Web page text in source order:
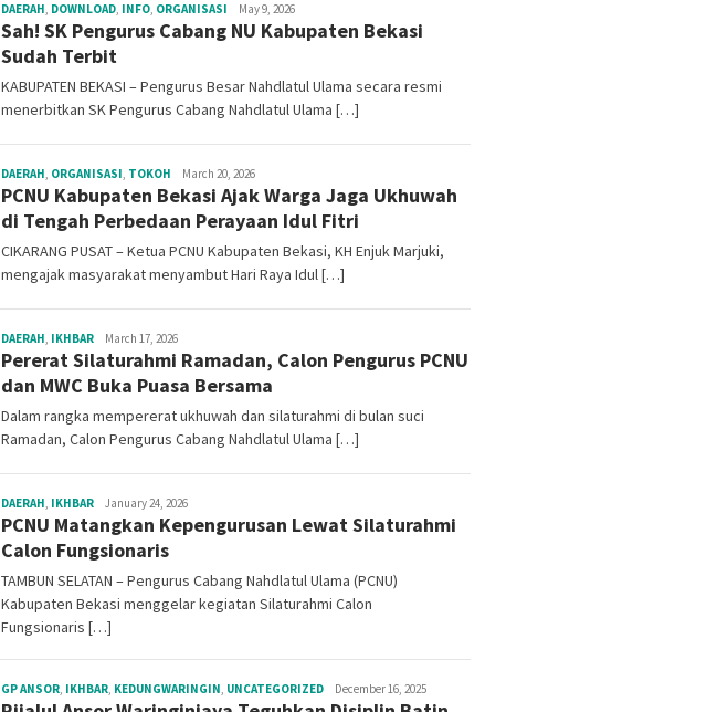
DAERAH, DOWNLOAD, INFO, ORGANISASI Penulis
May 9, 2026
Sah! SK Pengurus Cabang NU Kabupaten Bekasi
Sudah Terbit
KABUPATEN BEKASI – Pengurus Besar Nahdlatul Ulama secara resmi
menerbitkan SK Pengurus Cabang Nahdlatul Ulama […]
DAERAH, ORGANISASI, TOKOH Gus
Faiz
March 20, 2026
PCNU Kabupaten Bekasi Ajak Warga Jaga Ukhuwah
di Tengah Perbedaan Perayaan Idul Fitri
CIKARANG PUSAT – Ketua PCNU Kabupaten Bekasi, KH Enjuk Marjuki,
mengajak masyarakat menyambut Hari Raya Idul […]
DAERAH, IKHBAR Penulis
March 17, 2026
Pererat Silaturahmi Ramadan, Calon Pengurus PCNU
dan MWC Buka Puasa Bersama
Dalam rangka mempererat ukhuwah dan silaturahmi di bulan suci
Ramadan, Calon Pengurus Cabang Nahdlatul Ulama […]
DAERAH, IKHBAR Redaksi
On
January 24, 2026
PCNU Matangkan Kepengurusan Lewat Silaturahmi
Calon Fungsionaris
TAMBUN SELATAN – Pengurus Cabang Nahdlatul Ulama (PCNU)
Kabupaten Bekasi menggelar kegiatan Silaturahmi Calon
Fungsionaris […]
GP ANSOR, IKHBAR, KEDUNGWARINGIN, UNCATEGORIZED Redaksi
On
December 16, 2025